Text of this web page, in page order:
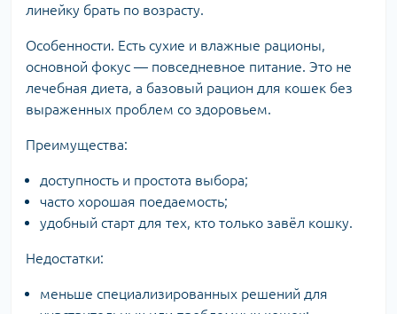
линейку брать по возрасту.
Особенности. Есть сухие и влажные рационы,
основной фокус — повседневное питание. Это не
лечебная диета, а базовый рацион для кошек без
выраженных проблем со здоровьем.
Преимущества:
доступность и простота выбора;
часто хорошая поедаемость;
удобный старт для тех, кто только завёл кошку.
Недостатки:
меньше специализированных решений для